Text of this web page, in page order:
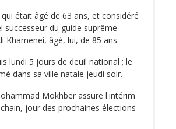
était âgé de 63 ans, et considéré
du guide suprême
Khamenei, âgé, lui, de 85 ans.
lundi 5 jours de deuil national ; le
dans sa ville natale jeudi soir.
Mokhber assure l'intérim
jour des prochaines élections